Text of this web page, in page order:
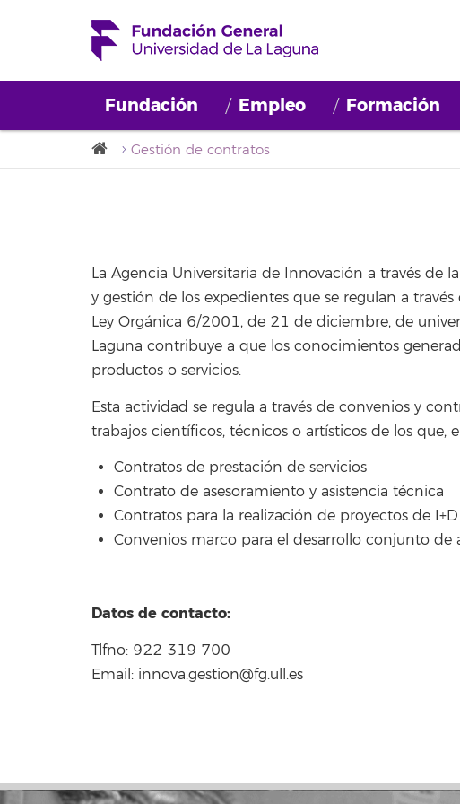
Fundación Empleo Formación
Gestión de contratos
La Agencia Universitaria de Innovación a través de
y gestión de los expedientes que se regulan a
Ley Orgánica 6/2001, de 21 de diciembre, de
Laguna contribuye a que los conocimientos
productos o servicios.
Esta actividad se regula a través de convenios y
trabajos científicos, técnicos o artísticos de los que,
Contratos de prestación de servicios
Contrato de asesoramiento y asistencia técnica
Contratos para la realización de proyectos de I+D
Convenios marco para el desarrollo conjunto de
Datos de contacto:
Tlfno: 922 319 700
Email: innova.gestion@fg.ull.es